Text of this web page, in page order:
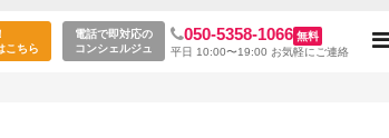
スペース一覧
こちら
電話で即対応の
コンシェルジュ
050-5358-1066 無料
平日 10:00〜19:00 お気軽にご連絡